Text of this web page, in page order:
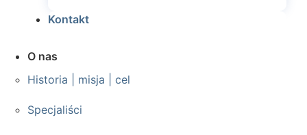
Kontakt
O nas
Historia | misja | cel
Specjaliści